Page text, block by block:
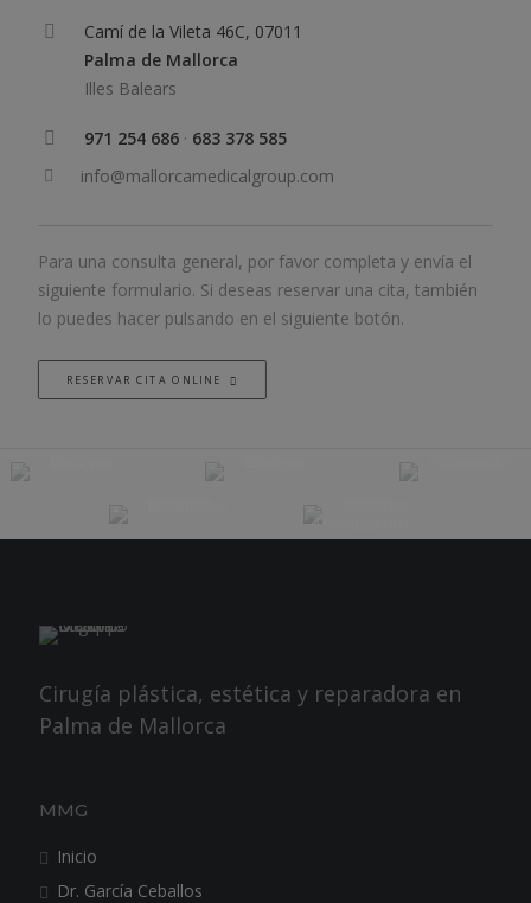
Camí de la Vileta 46C, 07011
Palma de Mallorca
Illes Balears
971 254 686 · 683 378 585
info@mallorcamedicalgroup.com
Para una consulta general, por favor completa y envía el
siguiente formulario. Si deseas reservar una cita, también
lo puedes hacer pulsando en el siguiente botón.
RESERVAR CITA ONLINE
Cirugía plástica, estética y reparadora en
Palma de Mallorca
MMG
Inicio
Dr. García Ceballos